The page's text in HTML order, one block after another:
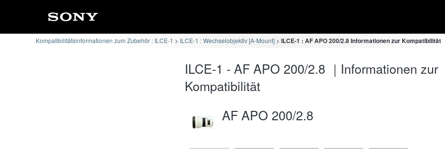
Kompatibilitätsinformationen zum Zubehör : ILCE-1 ILCE-1 : Wechselobjektiv [A-Mount] ILCE-1 : AF APO 200/2.8 Informationen zur Kompatibilität
ILCE-1 - AF APO 200/2.8 ｜Informationen zur
Kompatibilität
AF APO 200/2.8